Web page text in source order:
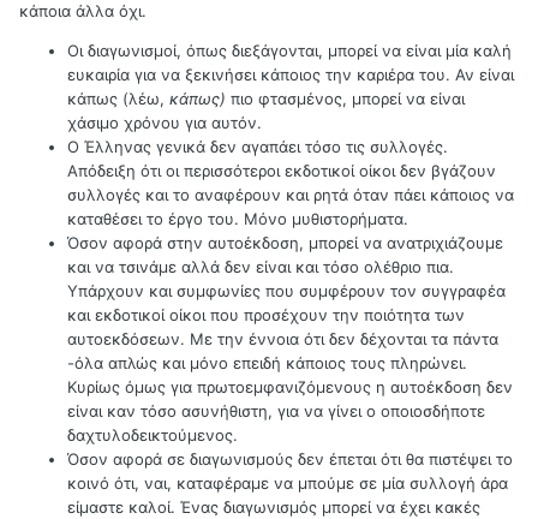
κάποια άλλα όχι.
Οι διαγωνισμοί, όπως διεξάγονται, μπορεί να είναι μία καλή
ευκαιρία για να ξεκινήσει κάποιος την καριέρα του. Αν είναι
κάπως (λέω, κάπως) πιο φτασμένος, μπορεί να είναι
χάσιμο χρόνου για αυτόν.
Ο Έλληνας γενικά δεν αγαπάει τόσο τις συλλογές.
Απόδειξη ότι οι περισσότεροι εκδοτικοί οίκοι δεν βγάζουν
συλλογές και το αναφέρουν και ρητά όταν πάει κάποιος να
καταθέσει το έργο του. Μόνο μυθιστορήματα.
Όσον αφορά στην αυτοέκδοση, μπορεί να ανατριχιάζουμε
και να τσινάμε αλλά δεν είναι και τόσο ολέθριο πια.
Υπάρχουν και συμφωνίες που συμφέρουν τον συγγραφέα
και εκδοτικοί οίκοι που προσέχουν την ποιότητα των
αυτοεκδόσεων. Με την έννοια ότι δεν δέχονται τα πάντα
-όλα απλώς και μόνο επειδή κάποιος τους πληρώνει.
Κυρίως όμως για πρωτοεμφανιζόμενους η αυτοέκδοση δεν
είναι καν τόσο ασυνήθιστη, για να γίνει ο οποιοσδήποτε
δαχτυλοδεικτούμενος.
Όσον αφορά σε διαγωνισμούς δεν έπεται ότι θα πιστέψει το
κοινό ότι, ναι, καταφέραμε να μπούμε σε μία συλλογή άρα
είμαστε καλοί. Ένας διαγωνισμός μπορεί να έχει κακές